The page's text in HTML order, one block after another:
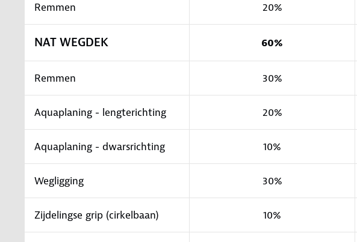
Remmen 20%
NAT WEGDEK 60%
Remmen 30%
Aquaplaning - lengterichting 20%
Aquaplaning - dwarsrichting 10%
Wegligging 30%
Zijdelingse grip (cirkelbaan) 10%